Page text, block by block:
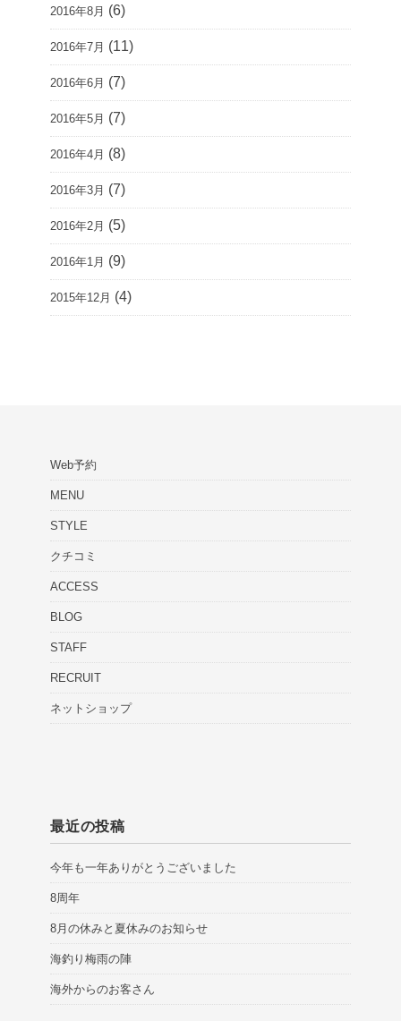
2016年8月 (6)
2016年7月 (11)
2016年6月 (7)
2016年5月 (7)
2016年4月 (8)
2016年3月 (7)
2016年2月 (5)
2016年1月 (9)
2015年12月 (4)
Web予約
MENU
STYLE
クチコミ
ACCESS
BLOG
STAFF
RECRUIT
ネットショップ
最近の投稿
今年も一年ありがとうございました
8周年
8月の休みと夏休みのお知らせ
海釣り梅雨の陣
海外からのお客さん